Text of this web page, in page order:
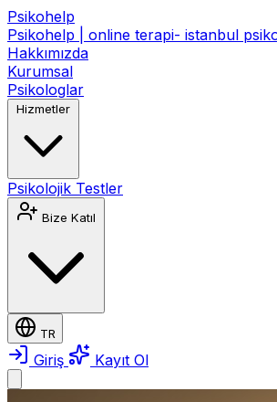
Psikohelp
Psikohelp | online terapi- istanbul
Hakkımızda
Kurumsal
Psikologlar
Hizmetler
Psikolojik Testler
Bize Katıl
TR
Giriş Kayıt Ol